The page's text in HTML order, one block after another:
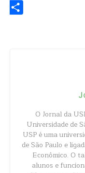
O Jornal da
Universidade de
USP é uma
de São Paulo e
Econômico. O
alunos e